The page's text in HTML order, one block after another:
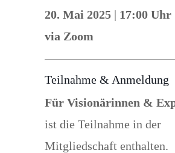
20. Mai 2025 | 17:00 Uhr
via Zoom
Teilnahme & Anmeldung
Für Visionärinnen &
ist die Teilnahme in der
Mitgliedschaft enthalten.